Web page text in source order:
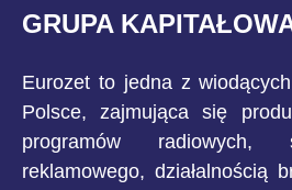
GRUPA
Eurozet to jedna z
Polsce, zajmująca się
programów radiowych,
reklamowego, działalnością